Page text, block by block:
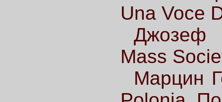
Una Voce
Джозеф
Mass
Марцин